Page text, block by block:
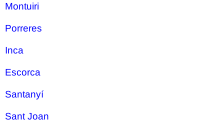
Montuiri
Porreres
Inca
Escorca
Santanyí
Sant Joan